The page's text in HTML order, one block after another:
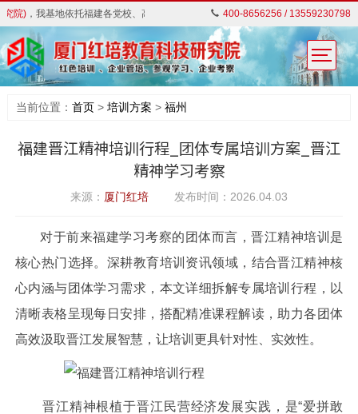
)，我基地依托福建各党校、高校、知名企业等教学资源,对外开展红色教育培训。
400-8656256 / 13559230798
当前位置： 首页> 培训方案 > 福州
福建晋江精神培训行程_团体专属培训方案_晋江
精神学习考察
来源： 厦门红培 发布时间：2026.04.03
对于前来福建学习考察的团体而言，晋江精神培训是
核心热门选择。深耕教育培训资讯领域，结合晋江精神核
心内涵与团体学习需求，本文详细拆解专属培训行程，以
清晰表格呈现每日安排，搭配精准课程解读，助力各团体
高效汲取晋江发展智慧，让培训更具针对性、实效性。
晋江精神根植于晋江民营经济发展实践，是“爱拼敢